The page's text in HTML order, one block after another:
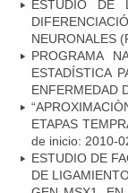
ESTUDIO DE
NEURONALES
PROGRAMA
ESTADÍSTICA
ENFERMEDAD
ETAPAS
de inicio: 2010-
ESTUDIO DE
DE